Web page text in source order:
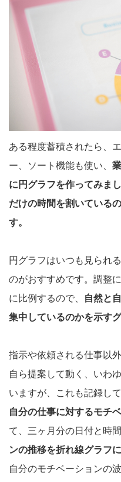
ある程度蓄積されたら、
ー、ソート機能も使い、
に円グラフを作ってみま
だけの時間を割いている
す。
円グラフはいつも見られ
のがおすすめです。調整
に比例するので、
自然と
集中しているのかを示す
指示や依頼される仕事以
自ら提案して動く、いわ
いますが、これも記録し
自分の仕事に対するモチ
て、三ヶ月分の日付と時間
ンの推移を折れ線グラフ
自分のモチベーションの